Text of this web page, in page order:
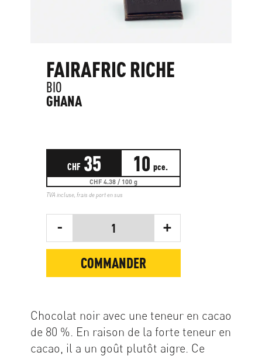
FAIRAFRIC RICHE
BIO
GHANA
CHF 35 10 pce.
CHF 4.38 / 100 g
TVA incluse, frais de port en sus
- 1 +
COMMANDER
Chocolat noir avec une teneur en cacao
de 80 %. En raison de la forte teneur en
cacao, il a un goût plutôt aigre. Ce